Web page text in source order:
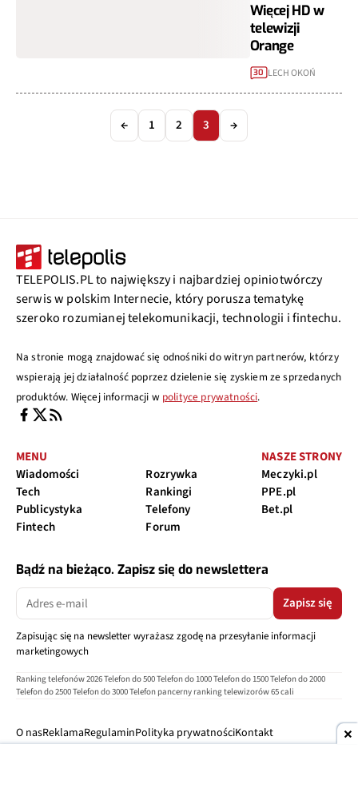
Więcej HD w
telewizji
Orange
30 LECH OKOŃ
← 1 2 3 →
TELEPOLIS.PL to największy i najbardziej opiniotwórczy
serwis w polskim Internecie, który porusza tematykę
szeroko rozumianej telekomunikacji, technologii i fintechu.
Na stronie mogą znajdować się odnośniki do witryn partnerów, którzy
wspierają jej działalność poprzez dzielenie się zyskiem ze sprzedanych
produktów. Więcej informacji w polityce prywatności.
MENU
Wiadomości
Tech
Publicystyka
Fintech
Rozrywka
Rankingi
Telefony
Forum
NASZE STRONY
Meczyki.pl
PPE.pl
Bet.pl
Bądź na bieżąco. Zapisz się do newslettera
Zapisz się
Zapisując się na newsletter wyrażasz zgodę na przesyłanie informacji
marketingowych
Ranking telefonów 2026Telefon do 500Telefon do 1000Telefon do 1500Telefon do 2000
Telefon do 2500Telefon do 3000Telefon pancerny ranking telewizorów 65 cali
O nasReklamaRegulaminPolityka prywatnościKontakt